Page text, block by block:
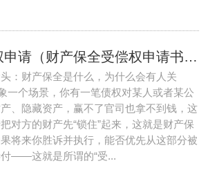
财产保全受偿权申请（财产保全受偿权申请书模板）
：财产保全是什么，为什么会有人关
一个场景，你有一笔债权对某人或者某公
、隐藏资产，赢不了官司也拿不到钱，这
对方的财产先“锁住”起来，这就是财产保
将来你胜诉并执行，能否优先从这部分被
——这就是所谓的“受...